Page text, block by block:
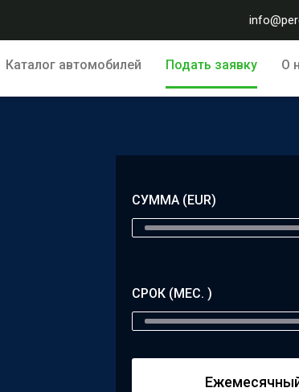
Каталог автомобилей Подать заявку О
СУММА (EUR)
СРОК (МЕС. )